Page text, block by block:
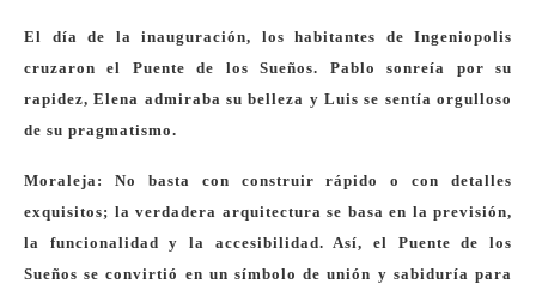
El día de la inauguración, los habitantes de Ingeniopolis
cruzaron el Puente de los Sueños. Pablo sonreía por su
rapidez, Elena admiraba su belleza y Luis se sentía orgulloso
de su pragmatismo.
Moraleja: No basta con construir rápido o con detalles
exquisitos; la verdadera arquitectura se basa en la previsión,
la funcionalidad y la accesibilidad. Así, el Puente de los
Sueños se convirtió en un símbolo de unión y sabiduría para